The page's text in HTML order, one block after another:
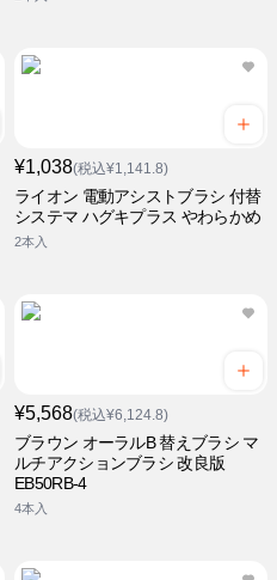
¥1,038(税込¥1,141.8)
ライオン 電動アシストブラシ 付替
システマ ハグキプラス やわらかめ
2本入
¥5,568(税込¥6,124.8)
ブラウン オーラルB 替えブラシ マ
ルチアクションブラシ 改良版
EB50RB-4
4本入